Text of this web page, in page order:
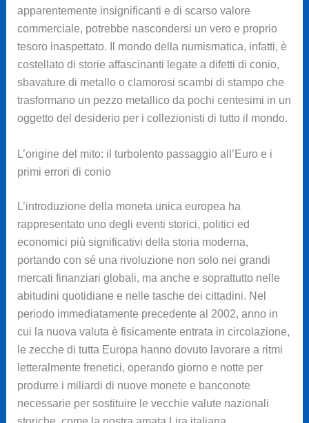
apparentemente insignificanti e di scarso valore
commerciale, potrebbe nascondersi un vero e proprio
tesoro inaspettato. Il mondo della numismatica, infatti, è
costellato di storie affascinanti legate a difetti di conio,
sbavature di metallo o clamorosi scambi di stampo che
trasformano un pezzo metallico da pochi centesimi in un
oggetto del desiderio per i collezionisti di tutto il mondo.
L’origine del mito: il turbolento passaggio all’Euro e i
primi errori di conio
L’introduzione della moneta unica europea ha
rappresentato uno degli eventi storici, politici ed
economici più significativi della storia moderna,
portando con sé una rivoluzione non solo nei grandi
mercati finanziari globali, ma anche e soprattutto nelle
abitudini quotidiane e nelle tasche dei cittadini. Nel
periodo immediatamente precedente al 2002, anno in
cui la nuova valuta è fisicamente entrata in circolazione,
le zecche di tutta Europa hanno dovuto lavorare a ritmi
letteralmente frenetici, operando giorno e notte per
produrre i miliardi di nuove monete e banconote
necessarie per sostituire le vecchie valute nazionali